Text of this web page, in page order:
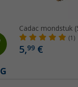
Cadac mondstuk
(1)
5,99 €